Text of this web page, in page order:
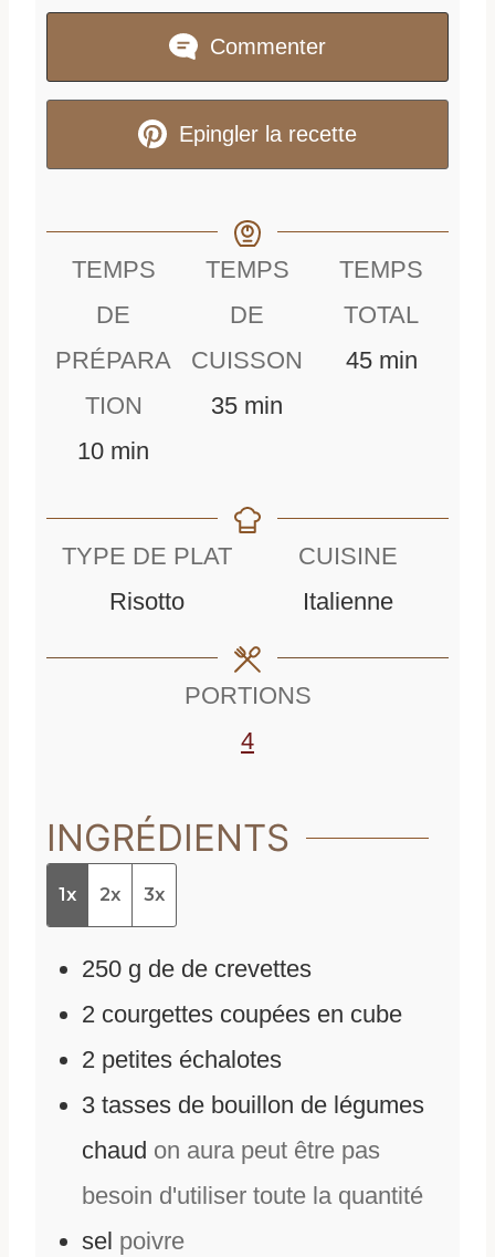
Commenter
Epingler la recette
TEMPS
DE
PRÉPARA
TION
10mmin
TEMPS
DE
CUISSON
35m
u
s
min
TEMPS
TOTAL
45mmin
TYPE DE PLAT
Risotto
CUISINE
Italienne
PORTIONS
4
INGRÉDIENTS
1x 2x 3x
250 g de de crevettes
2 courgettes coupées en cube
2 petites échalotes
3 tasses de bouillon de légumes
chaud on aura peut être pas
besoin d'utiliser toute la quantité
sel poivre